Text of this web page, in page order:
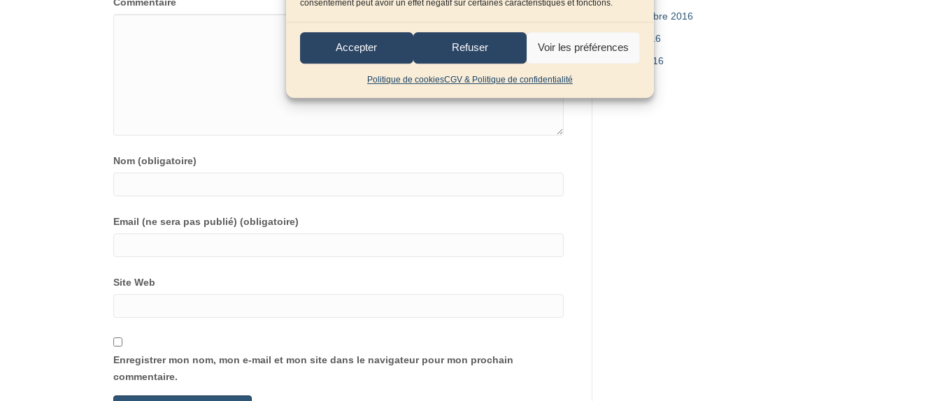
consentement peut avoir un effet négatif sur certaines caractéristiques et fonctions.
Accepter Refuser Voir les préférences
Politique de cookiesCGV & Politique de confidentialité
Nom (obligatoire)
Email (ne sera pas publié) (obligatoire)
Site Web
Enregistrer mon nom, mon e-mail et mon site dans le navigateur pour mon prochain
commentaire.
septembre 2016
juin 2016
avril 2016